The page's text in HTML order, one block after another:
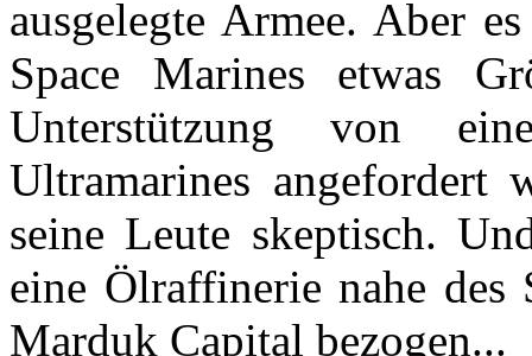
ausgelegte Armee. Aber
Space Marines etwas
Unterstützung von
Ultramarines angefordert
seine Leute skeptisch.
eine Ölraffinerie nahe des
Marduk Capital bezogen...